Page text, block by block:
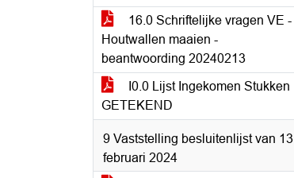
16.0 Schriftelijke vragen VE -
Houtwallen maaien -
beantwoording 20240213
I0.0 Lijst Ingekomen Stukken
GETEKEND
9 Vaststelling besluitenlijst van 13
februari 2024